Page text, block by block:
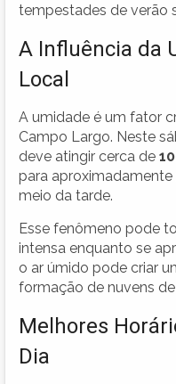
tempestades de verão
A Influência da
Local
A umidade é um fator
Campo Largo. Neste
deve atingir cerca de
para aproximadamente
meio da tarde.
Esse fenômeno pode
intensa enquanto se
o ar úmido pode criar
formação de nuvens
Melhores
Dia